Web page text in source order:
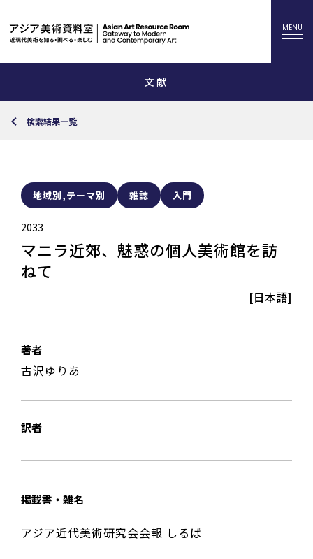
文献
検索結果一覧
地域別,テーマ別 雑誌 入門
2033
マニラ近郊、魅惑の個人美術館を訪
ねて
[日本語]
著者
古沢ゆりあ
訳者
掲載書・雑名
アジア近代美術研究会会報 しるぱ